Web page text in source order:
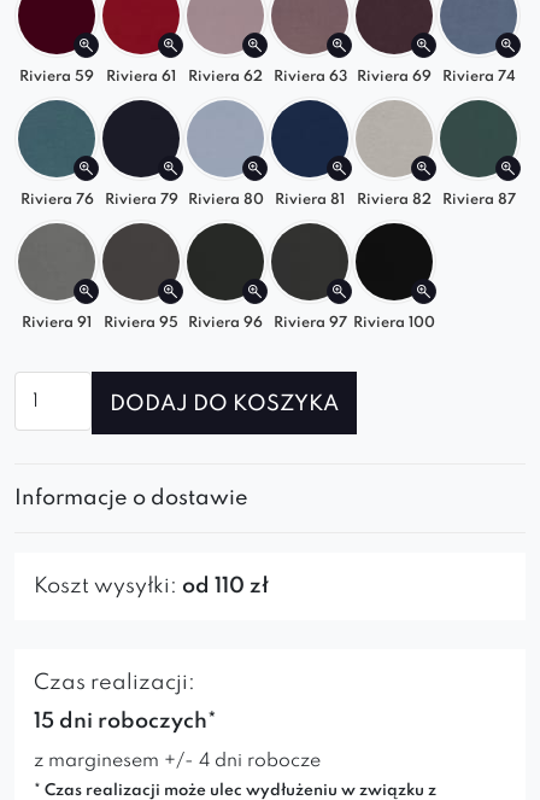
Riviera 59 Riviera 61 Riviera 62 Riviera 63 Riviera 69 Riviera 74
Riviera 76 Riviera 79 Riviera 80 Riviera 81 Riviera 82 Riviera 87
Riviera 91 Riviera 95 Riviera 96 Riviera 97 Riviera 100
Pufa
DODAJ DO KOSZYKA
Informacje o dostawie
Koszt wysyłki: od 110 zł
Czas realizacji:
15 dni roboczych*
z marginesem +/- 4 dni robocze
* Czas realizacji może ulec wydłużeniu w związku z